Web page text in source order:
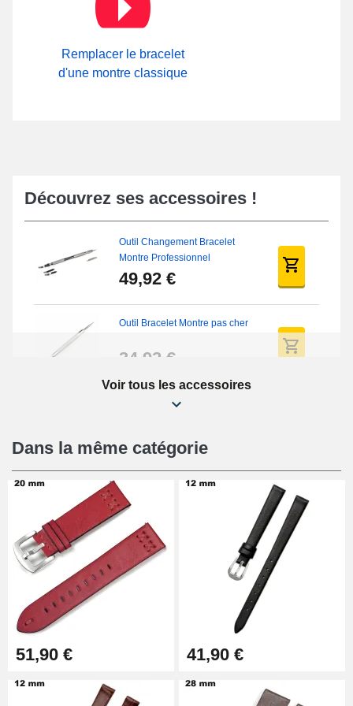
Remplacer le bracelet
d'une montre classique
Découvrez ses accessoires !
Outil Changement Bracelet
Montre Professionnel
49,92 €
Outil Bracelet Montre pas cher
34,92 €
Kit Réparation Montre Débutant
16,90 €
Pied à Coulisse Numérique
9,90 €
Pince à Poinçonner (pince trou)
Pince Trou pour Bracelet de
Voir tous les accessoires
Dans la même catégorie
51,90 € 41,90 €